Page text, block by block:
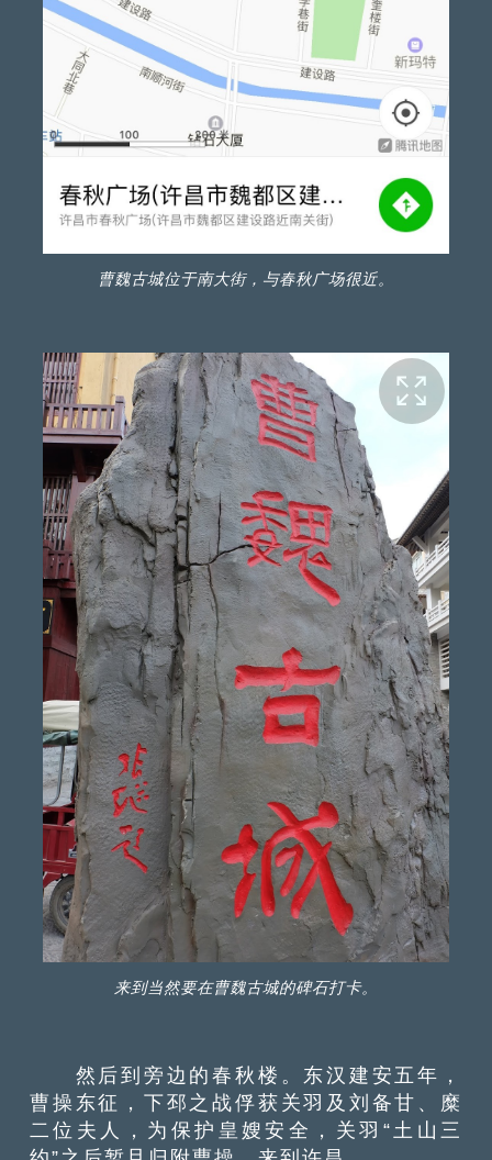
曹魏古城位于南大街，与春秋广场很近。
来到当然要在曹魏古城的碑石打卡。
然后到旁边的春秋楼。东汉建安五年，
曹操东征，下邳之战俘获关羽及刘备甘、糜
二位夫人，为保护皇嫂安全，关羽“土山三